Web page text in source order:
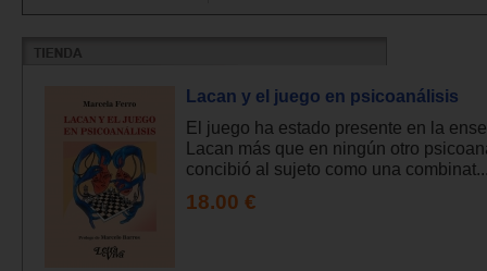
Lacan y el juego en psicoanálisis
El juego ha estado presente en la
Lacan más que en ningún otro
concibió al sujeto como una
18.00 €